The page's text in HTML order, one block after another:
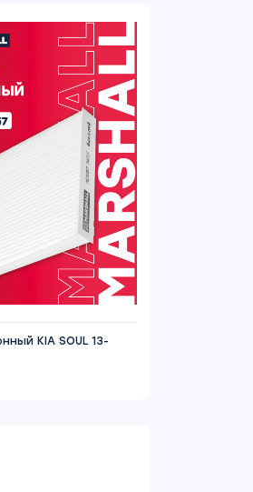
KIA SOUL 13-